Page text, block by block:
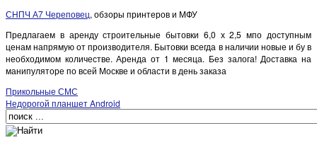
СНПЧ А7 Череповец, обзоры принтеров и МФУ
Предлагаем в аренду строительные бытовки 6,0 х 2,5 мпо доступным
ценам напрямую от производителя. Бытовки всегда в наличии новые и бу в
необходимом количестве. Аренда от 1 месяца. Без залога! Доставка на
манипуляторе по всей Москве и области в день заказа
Прикольные СМС
Недорогой планшет Android